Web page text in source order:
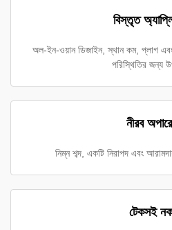
বিস্তৃত
অল-ইন-ওয়ান ডিজাইন, স্থান কম, প্লাগ এবং
পরিস্থিতির জন্য
নীরব
নিম্ন শব্দ, একটি নিরাপদ এবং
টেকসই